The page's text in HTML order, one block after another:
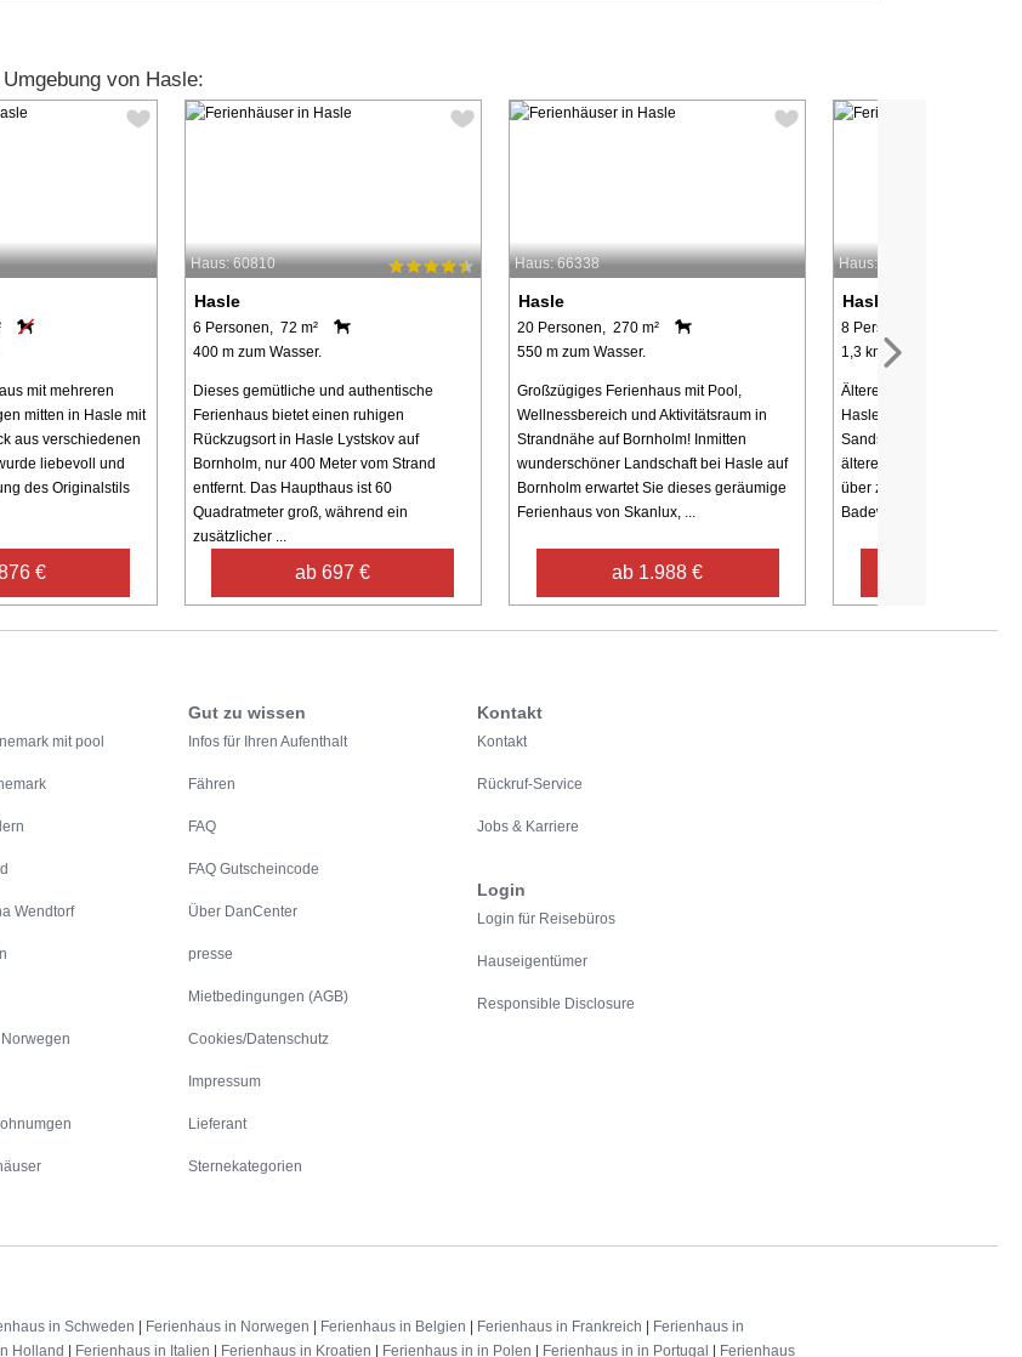
von Hasle:
mit mehreren
mitten in Hasle mit
aus verschiedenen
liebevoll und
des Originalstils
€
Haus: 60810
Hasle
6 Personen, 72 m²
400 m zum Wasser.
Dieses gemütliche und authentische
Ferienhaus bietet einen ruhigen
Rückzugsort in Hasle Lystskov auf
Bornholm, nur 400 Meter vom Strand
entfernt. Das Haupthaus ist 60
Quadratmeter groß, während ein
zusätzlicher ...
ab 697 €
Haus: 66338
Hasle
20 Personen, 270 m²
550 m zum Wasser.
Großzügiges Ferienhaus mit Pool,
Wellnessbereich und Aktivitätsraum in
Strandnähe auf Bornholm! Inmitten
wunderschöner Landschaft bei Hasle auf
Bornholm erwartet Sie dieses geräumige
Ferienhaus von Skanlux, ...
ab 1.988 €
Haus: 9374
Hasle
8 Personen, 147 m²
1,3 km zum Wasser.
Älteres Bauernhaus
Hasle, nicht weit vom
Sandstrand entfernt. Das
älterem Mobiliar
über zwei Badezimmer,
Badewanne. ...
mit pool
Wendtorf
Gut zu wissen
Infos für Ihren Aufenthalt
Fähren
FAQ
FAQ Gutscheincode
Über DanCenter
presse
Mietbedingungen (AGB)
Cookies/Datenschutz
Impressum
Lieferant
Sternekategorien
Kontakt
Kontakt
Rückruf-Service
Jobs & Karriere
Login
Login für Reisebüros
Hauseigentümer
Responsible Disclosure
in Schweden | Ferienhaus in Norwegen | Ferienhaus in Belgien | Ferienhaus in Frankreich | Ferienhaus in
Holland | Ferienhaus in Italien | Ferienhaus in Kroatien | Ferienhaus in in Polen | Ferienhaus in in Portugal | Ferienhaus